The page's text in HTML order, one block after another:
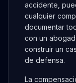
accidente,
cualquier
documentar
con un
construir un
de defensa.
La